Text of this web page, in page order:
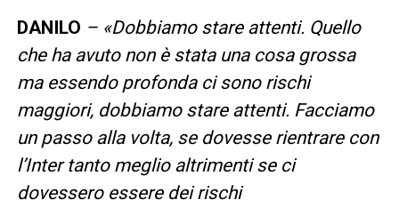
DANILO – «Dobbiamo stare attenti. Quello
che ha avuto non è stata una cosa grossa
ma essendo profonda ci sono rischi
maggiori, dobbiamo stare attenti. Facciamo
un passo alla volta, se dovesse rientrare con
l’Inter tanto meglio altrimenti se ci
dovessero essere dei rischi